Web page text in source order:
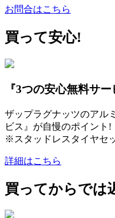
お問合はこちら
買って安心!
『3つの安心無料サー
ザップラグナッツのアル
ビス』が自慢のポイント!
※スタッドレスタイヤセ
詳細はこちら
買ってからでは